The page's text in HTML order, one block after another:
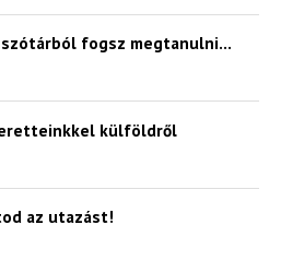
szótárból fogsz megtanulni…
külföldről
az utazást!